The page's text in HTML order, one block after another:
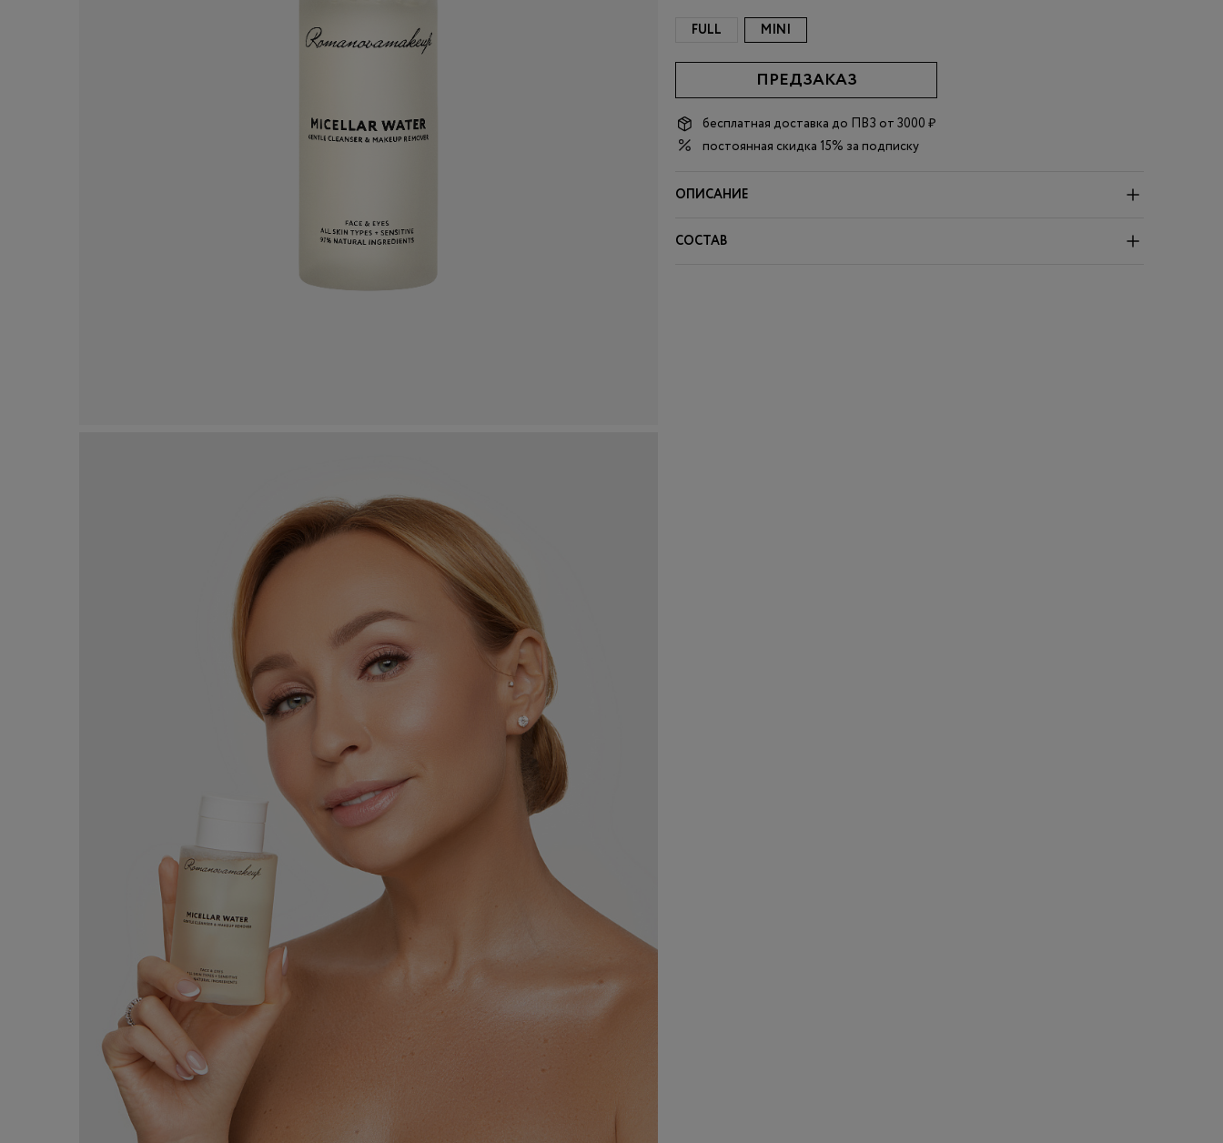
FULL MINI
ПРЕДЗАКАЗ
бесплатная доставка до ПВЗ от 3000 ₽
постоянная скидка 15% за подписку
ОПИСАНИЕ
СОСТАВ